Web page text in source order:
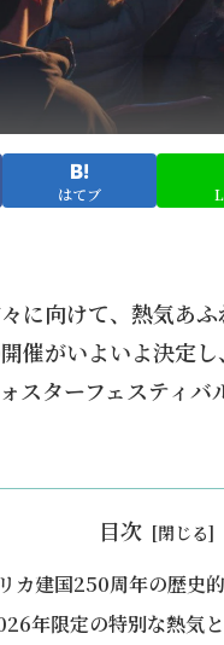
はてブ
に向けて、熱気あ
催がいよいよ決定
スターフェスティ
目次
カ建国250周年の歴史
年限定の特別な熱気